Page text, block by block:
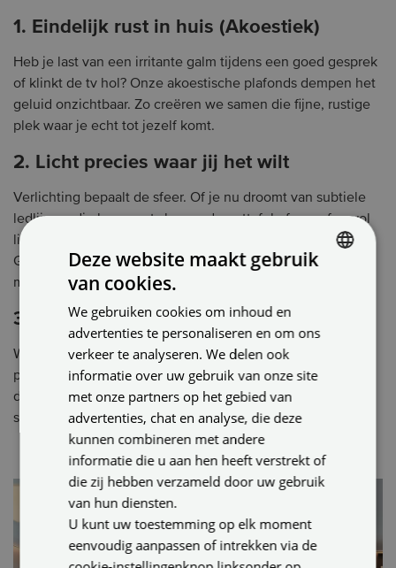
1. Eindelijk rust in huis (Akoestiek)
Heb je last van een irritante galm tijdens een goed gesprek
of klinkt de tv hol? Onze akoestische plafonds dempen het
geluid onzichtbaar. Zo creëren we samen die fijne, rustige
plek waar je echt tot jezelf komt.
2. Licht precies waar jij het wilt
Verlichting bepaalt de sfeer. Of je nu droomt van subtiele
ledlijnen, dimbare spots boven de eettafel of een sfeervol
lichtplan voor de slaapkamer: wij integreren het naadloos.
Geen kap- of breekwerk, wel direct de juiste sfeer voor elk
moment.
3. Warmte die je direct voelt
Wist je dat we ook onzichtbare infraroodverwarming in je
plafond kunnen verwerken? Een slimme oplossing die
direct comfort biedt, zonder dat er een radiator in de weg
staat.
Deze website maakt gebruik
van cookies.
We gebruiken cookies om inhoud en
advertenties te personaliseren en om ons
verkeer te analyseren. We delen ook
informatie over uw gebruik van onze site
met onze partners op het gebied van
advertenties, chat en analyse, die deze
kunnen combineren met andere
informatie die u aan hen heeft verstrekt of
die zij hebben verzameld door uw gebruik
van hun diensten.
U kunt uw toestemming op elk moment
eenvoudig aanpassen of intrekken via de